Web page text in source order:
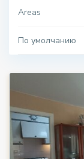
Areas
По умолчанию